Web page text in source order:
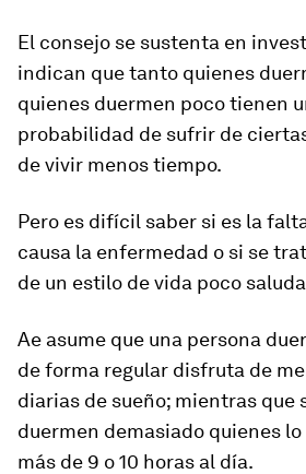
El consejo se sustenta en
indican quetanto quienes
quienes duermen poco tienen
probabilidad de sufrir de
de vivir menos tiempo.
Pero es difícil saber si es la
causa la enfermedad o si se
de un estilo de vida poco
Ae asume que una persona
de forma regular disfruta de
diarias de sueño; mientras que
duermen demasiado quienes
más de 9 o 10 horas al día.